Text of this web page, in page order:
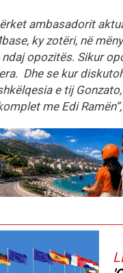
ambasadorit
ky zotëri, në
opozitës. Sikur
Dhe se kur
e tij
me Edi